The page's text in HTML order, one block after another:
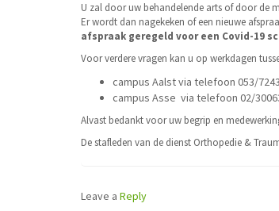
U zal door uw behandelende arts of door de
Er wordt dan nagekeken of een nieuwe
afspraak geregeld voor een Covid-19
Voor verdere vragen kan u op werkdagen
campus Aalst via telefoon 053/
campus Asse via telefoon 02/
Alvast bedankt voor uw begrip en
De stafleden van de dienst Orthopedie &
Leave a Reply